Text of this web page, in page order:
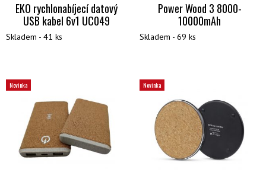
EKO rychlonabíjecí datový
USB kabel 6v1 UC049
Skladem - 41 ks
Power Wood 3 8000-
10000mAh
Skladem - 69 ks
Novinka Novinka